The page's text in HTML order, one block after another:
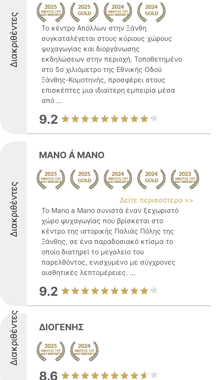
Διακριθέντες
Το κέντρο Απόλλων στην Ξάνθη
συγκαταλέγεται στους κύριους χώρους
ψυχαγωγίας και διοργάνωσης
εκδηλώσεων στην περιοχή. Τοποθετημένο
στο 5ο χιλιόμετρο της Εθνικής Οδού
Ξάνθης-Κομοτηνής, προσφέρει στους
επισκέπτες μια ιδιαίτερη εμπειρία μέσα
από ...
9.2
Διακριθέντες
MANO Á MANO
Δείτε περισσότερα >>
Το Mano a Mano συνιστά έναν ξεχωριστό
χώρο ψυχαγωγίας που βρίσκεται στο
κέντρο της ιστορικής Παλιάς Πόλης της
Ξάνθης, σε ένα παραδοσιακό κτίσμα το
οποίο διατηρεί το μεγαλείο του
παρελθόντος, ενισχυμένο με σύγχρονες
αισθητικές λεπτομέρειες. ...
9.2
Διακριθέντες ΔΙΟΓΕΝΗΣ
8.6